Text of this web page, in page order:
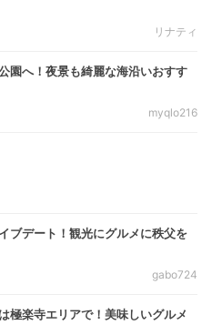
リナティ
園へ！夜景も綺麗な海沿いおすす
myqlo216
ブデート！観光にグルメに秩父を
gabo724
極楽寺エリアで！美味しいグルメ